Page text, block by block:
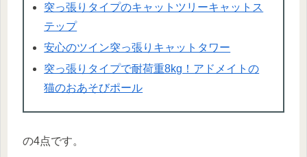
突っ張りタイプのキャットツリーキャットス
テップ
安心のツイン突っ張りキャットタワー
突っ張りタイプで耐荷重8kg！アドメイトの
猫のおあそびポール
の4点です。